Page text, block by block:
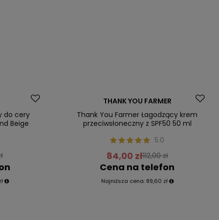
do cery
Beige
THANK YOU FARMER
Thank You Farmer Łagodzący krem
przeciwsłoneczny z SPF50 50 ml
5.0
84,00 zł112,00 zł
Cena na telefon
Najniższa cena: 89,60 zł